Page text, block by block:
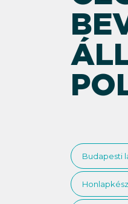
Budapesti